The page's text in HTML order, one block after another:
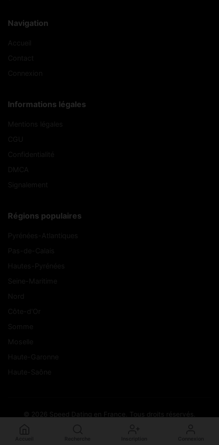
Navigation
Informations légales
Régions populaires
© 2026 Speed Dating en France. Tous droits réservés.